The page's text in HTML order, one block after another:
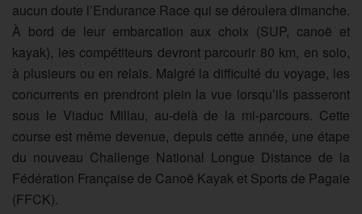
aucun doute l’Endurance Race qui se déroulera dimanche.
À bord de leur embarcation aux choix (SUP, canoë et
kayak), les compétiteurs devront parcourir 80 km, en solo,
à plusieurs ou en relais. Malgré la difficulté du voyage, les
concurrents en prendront plein la vue lorsqu’ils passeront
sous le Viaduc Millau, au-delà de la mi-parcours. Cette
course est même devenue, depuis cette année, une étape
du nouveau Challenge National Longue Distance de la
Fédération Française de Canoë Kayak et Sports de Pagaie
(FFCK).